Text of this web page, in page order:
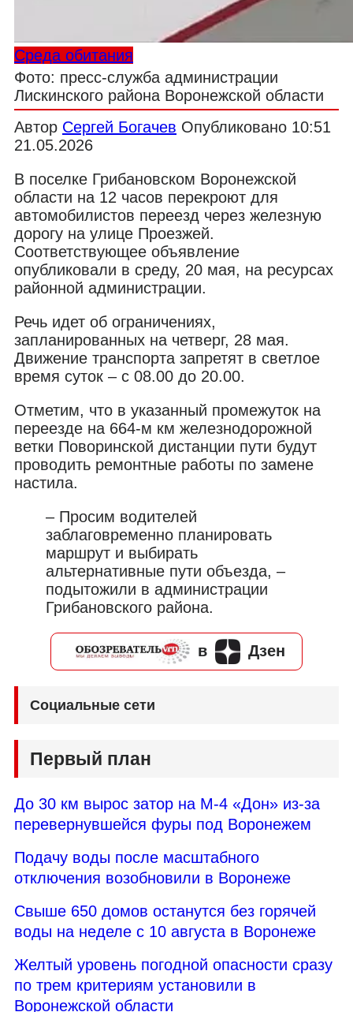
Среда обитания
Фото: пресс-служба администрации
Лискинского района Воронежской области
Автор Сергей Богачев Опубликовано 10:51
21.05.2026
В поселке Грибановском Воронежской
области на 12 часов перекроют для
автомобилистов переезд через железную
дорогу на улице Проезжей.
Соответствующее объявление
опубликовали в среду, 20 мая, на ресурсах
районной администрации.
Речь идет об ограничениях,
запланированных на четверг, 28 мая.
Движение транспорта запретят в светлое
время суток – с 08.00 до 20.00.
Отметим, что в указанный промежуток на
переезде на 664-м км железнодорожной
ветки Поворинской дистанции пути будут
проводить ремонтные работы по замене
настила.
– Просим водителей
заблаговременно планировать
маршрут и выбирать
альтернативные пути объезда, –
подытожили в администрации
Грибановского района.
в Дзен
Социальные сети
Первый план
До 30 км вырос затор на М-4 «Дон» из-за
перевернувшейся фуры под Воронежем
Подачу воды после масштабного
отключения возобновили в Воронеже
Свыше 650 домов останутся без горячей
воды на неделе с 10 августа в Воронеже
Желтый уровень погодной опасности сразу
по трем критериям установили в
Воронежской области